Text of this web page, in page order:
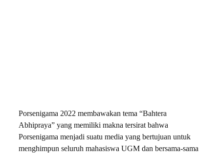
Porsenigama 2022 membawakan tema “Bahtera
Abhipraya” yang memiliki makna tersirat bahwa
Porsenigama menjadi suatu media yang bertujuan untuk
menghimpun seluruh mahasiswa UGM dan bersama-sama